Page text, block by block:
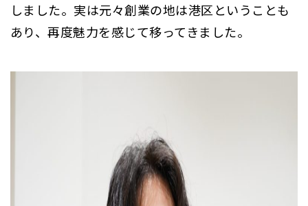
しました。実は元々創業の地は港区ということも
あり、再度魅力を感じて移ってきました。